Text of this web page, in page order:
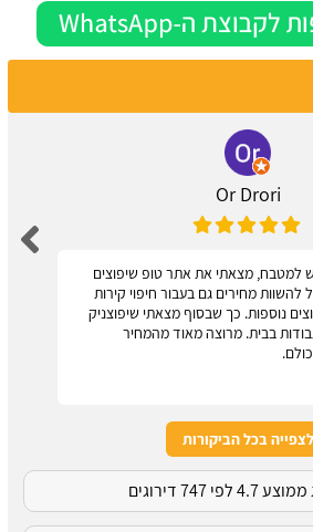
Or Drori
למטבח, מצאתי את אתר טופ שיפוצים
להשוות מחירים גם בעבור חיפוי קירות
נוספות. כך שבסוף מצאתי שיפוצניק
בבית. מרוצה מאוד מהמחיר
לצפייה בכל הביקורות
לפי 747 דירוגים